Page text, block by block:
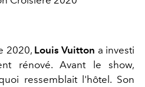
2020, Louis Vuitton a investi
rénové. Avant le show,
ressemblait l'hôtel. Son